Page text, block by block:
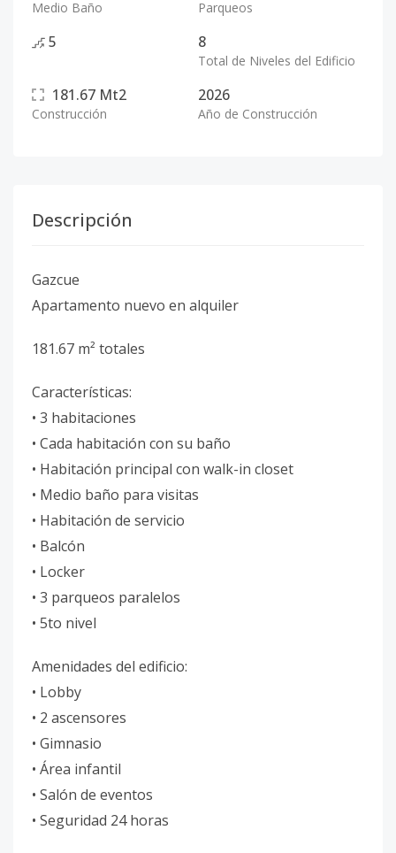
Medio Baño Parqueos
5 8
Total de Niveles del Edificio
181.67 Mt2
Construcción
2026
Año de Construcción
Descripción
Gazcue
Apartamento nuevo en alquiler
181.67 m² totales
Características:
• 3 habitaciones
• Cada habitación con su baño
• Habitación principal con walk-in closet
• Medio baño para visitas
• Habitación de servicio
• Balcón
• Locker
• 3 parqueos paralelos
• 5to nivel
Amenidades del edificio:
• Lobby
• 2 ascensores
• Gimnasio
• Área infantil
• Salón de eventos
• Seguridad 24 horas